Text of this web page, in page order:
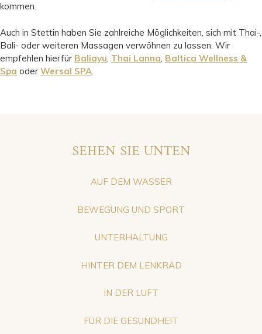
kommen.
Auch in Stettin haben Sie zahlreiche Möglichkeiten, sich mit Thai-,
Bali- oder weiteren Massagen verwöhnen zu lassen. Wir
empfehlen hierfür Baliayu, Thai Lanna, Baltica Wellness &
Spa oder Wersal SPA.
SEHEN SIE UNTEN
AUF DEM WASSER
BEWEGUNG UND SPORT
UNTERHALTUNG
HINTER DEM LENKRAD
IN DER LUFT
FÜR DIE GESUNDHEIT